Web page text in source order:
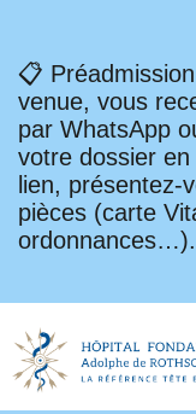
📋
venue, vous
par WhatsApp
votre dossier
lien, présentez-
pièces (carte